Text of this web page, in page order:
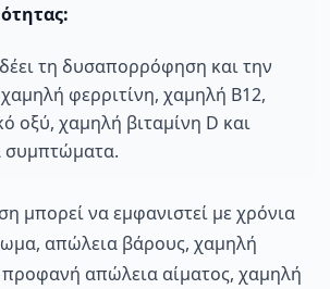
τη δυσαπορρόφηση και την
φερριτίνη, χαμηλή B12,
οξύ, χαμηλή βιταμίνη D και
συμπτώματα.
μπορεί να εμφανιστεί με χρόνια
απώλεια βάρους, χαμηλή
προφανή απώλεια αίματος, χαμηλή